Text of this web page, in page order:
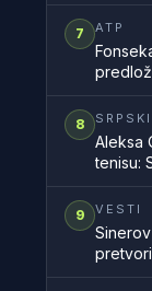
7 ATP
8
Aleksa
tenisu:
zemlje
9 VESTI